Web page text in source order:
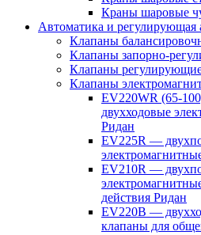
Краны шаровые
Автоматика и регулирующая
Клапаны
Клапаны запорно-
Клапаны
Клапаны
EV220WR (65-
двухходовые
Ридан
EV225R —
EV210R —
действия Ридан
EV220B —
клапаны для